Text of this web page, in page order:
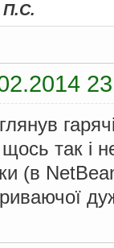
П.С.
так і
(в